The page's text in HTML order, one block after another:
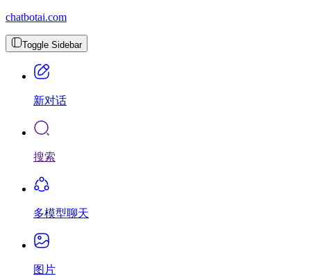
chatbotai.com
Toggle Sidebar
新对话
搜索
多模型聊天
图片